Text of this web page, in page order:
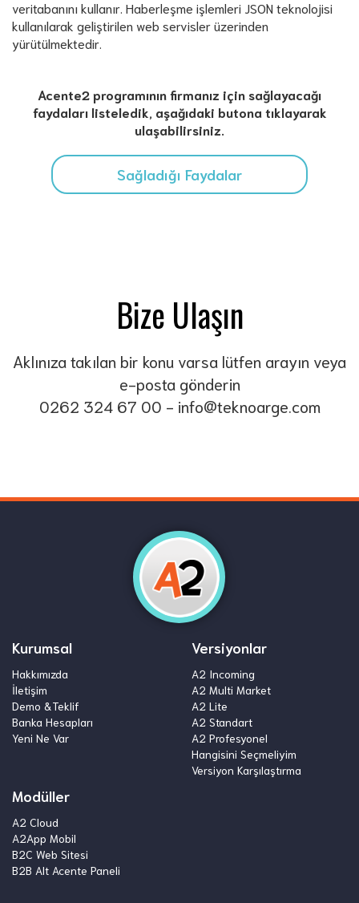
veritabanını kullanır. Haberleşme işlemleri JSON teknolojisi
kullanılarak geliştirilen web servisler üzerinden
yürütülmektedir.
Acente2 programının firmanız için sağlayacağı
faydaları listeledik, aşağıdaki butona tıklayarak
ulaşabilirsiniz.
Sağladığı Faydalar
Bize Ulaşın
Aklınıza takılan bir konu varsa lütfen arayın veya
e-posta gönderin
0262 324 67 00 - info@teknoarge.com
Kurumsal
Hakkımızda
İletişim
Demo &Teklif
Banka Hesapları
Yeni Ne Var
Versiyonlar
A2 Incoming
A2 Multi Market
A2 Lite
A2 Standart
A2 Profesyonel
Hangisini Seçmeliyim
Versiyon Karşılaştırma
Modüller
A2 Cloud
A2App Mobil
B2C Web Sitesi
B2B Alt Acente Paneli